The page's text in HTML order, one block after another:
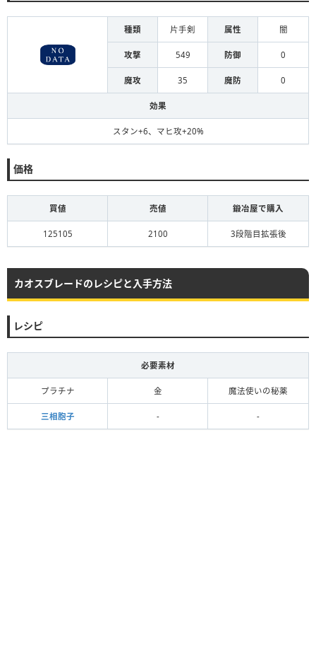
種類 片手剣 属性 闇
攻撃 549 防御 0
魔攻 35 魔防 0
効果
スタン+6、マヒ攻+20%
価格
買値 売値 鍛冶屋で購入
125105 2100 3段階目拡張後
カオスブレードのレシピと入手方法
レシピ
必要素材
プラチナ 金 魔法使いの秘薬
三相胞子 - -